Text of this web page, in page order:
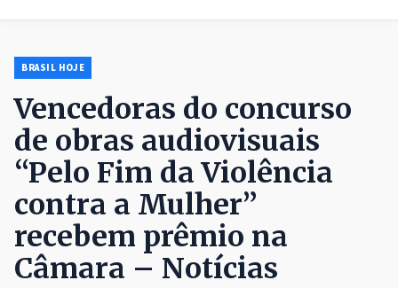
BRASIL HOJE
Vencedoras do concurso
de obras audiovisuais
“Pelo Fim da Violência
contra a Mulher”
recebem prêmio na
Câmara – Notícias